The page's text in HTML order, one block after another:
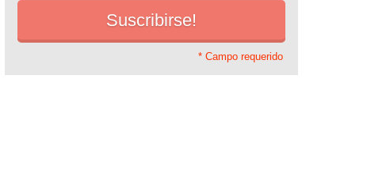
* Campo requerido